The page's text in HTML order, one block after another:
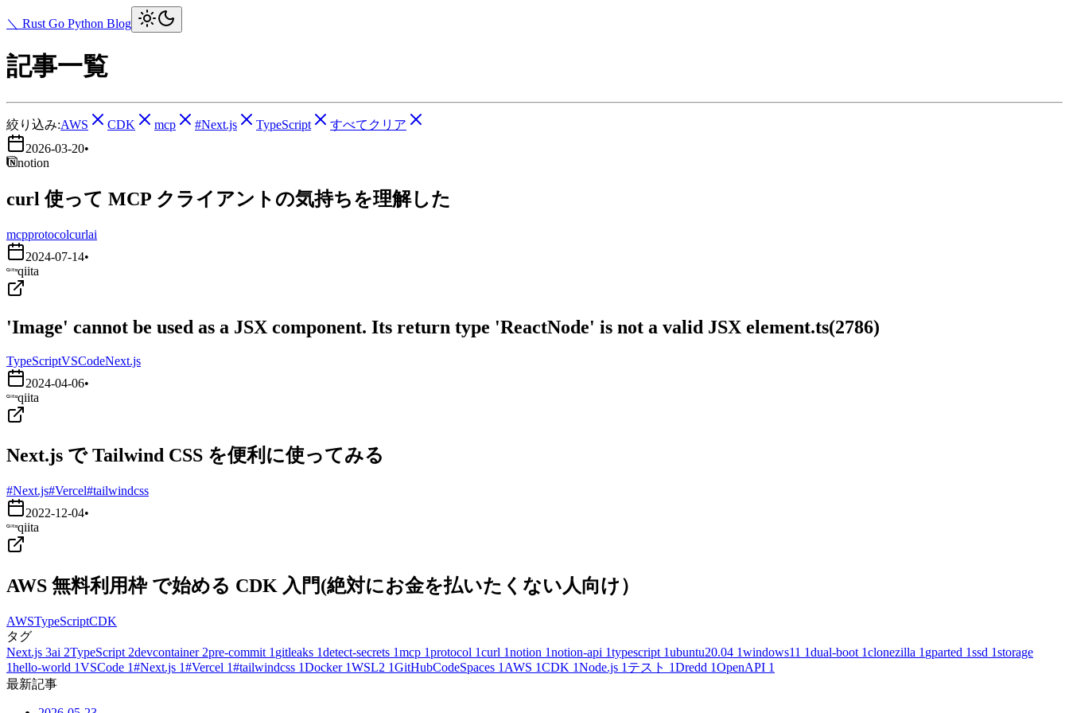
＼ Rust Go Python Blog
記事一覧
絞り込み:AWS CDK mcp #Next.js TypeScript
すべてクリア
2026-03-20•
notion
curl 使って MCP クライアントの気持ちを理解した
mcpprotocolcurlai
2024-07-14•
qiita
'Image' cannot be used as a JSX component. Its return type 'ReactNode' is not a valid JSX element.ts(2786)
TypeScriptVSCodeNext.js
2024-04-06•
qiita
Next.js で Tailwind CSS を便利に使ってみる
#Next.js#Vercel#tailwindcss
2022-12-04•
qiita
AWS 無料利用枠 で始める CDK 入門(絶対にお金を払いたくない人向け）
AWSTypeScriptCDK
タグ
Next.js 3ai 2TypeScript 2devcontainer 2pre-commit 1 gitleaks 1detect-secrets 1mcp 1protocol 1curl 1notion 1notion-api 1typescript 1ubuntu20.04 1windows11 1dual-boot 1clonezilla 1 gparted 1ssd 1storage
1hello-world 1VSCode 1#Next.js 1#Vercel 1#tailwindcss 1Docker 1WSL2 1GitHubCodeSpaces 1 AWS 1CDK 1Node.js 1 テスト 1Dredd 1OpenAPI 1
最新記事